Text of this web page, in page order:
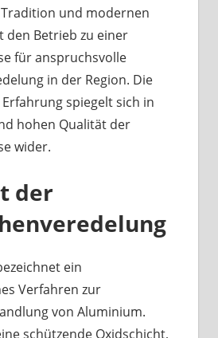
und modernen
den Betrieb zu einer
für anspruchsvolle
in der Region. Die
spiegelt sich in
hohen Qualität der
wider.
der
ein
Verfahren zur
von Aluminium.
schützende Oxidschicht,